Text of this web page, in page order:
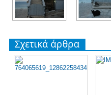
Σχετικά άρθρα